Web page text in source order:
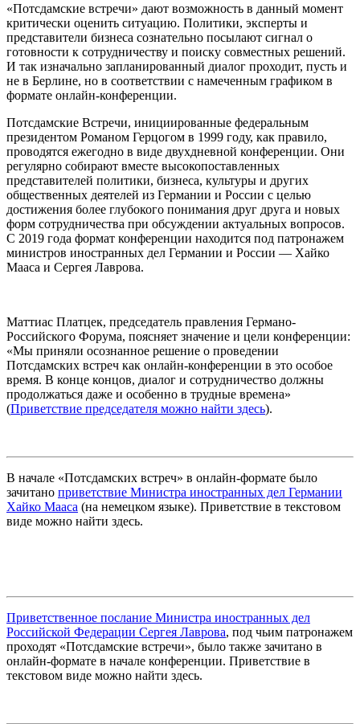
«Потсдамские встречи» дают возможность в данный момент
критически оценить ситуацию. Политики, эксперты и
представители бизнеса сознательно посылают сигнал о
готовности к сотрудничеству и поиску совместных решений.
И так изначально запланированный диалог проходит, пусть и
не в Берлине, но в соответствии с намеченным графиком в
формате онлайн-конференции.
Потсдамские Встречи, инициированные федеральным
президентом Романом Герцогом в 1999 году, как правило,
проводятся ежегодно в виде двухдневной конференции. Они
регулярно собирают вместе высокопоставленных
представителей политики, бизнеса, культуры и других
общественных деятелей из Германии и России с целью
достижения более глубокого понимания друг друга и новых
форм сотрудничества при обсуждении актуальных вопросов.
С 2019 года формат конференции находится под патронажем
министров иностранных дел Германии и России — Хайко
Мааса и Сергея Лаврова.
Маттиас Платцек, председатель правления Германо-
Российского Форума, поясняет значение и цели конференции:
«Мы приняли осознанное решение о проведении
Потсдамских встреч как онлайн-конференции в это особое
время. В конце концов, диалог и сотрудничество должны
продолжаться даже и особенно в трудные времена»
(Приветствие председателя можно найти здесь).
В начале «Потсдамских встреч» в онлайн-формате было
зачитано приветствие Министра иностранных дел Германии
Хайко Мааса (на немецком языке). Приветствие в текстовом
виде можно найти здесь.
Приветственное послание Министра иностранных дел
Российской Федерации Сергея Лаврова, под чьим патронажем
проходят «Потсдамские встречи», было также зачитано в
онлайн-формате в начале конференции. Приветствие в
текстовом виде можно найти здесь.